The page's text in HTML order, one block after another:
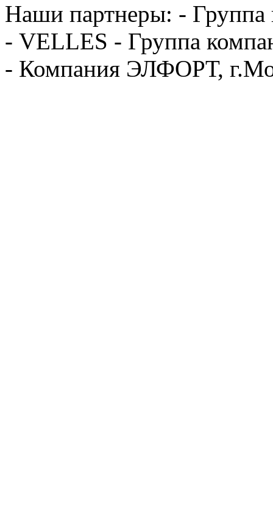
Наши партнеры: -
- VELLES - Группа
- Компания ЭЛФОРТ,